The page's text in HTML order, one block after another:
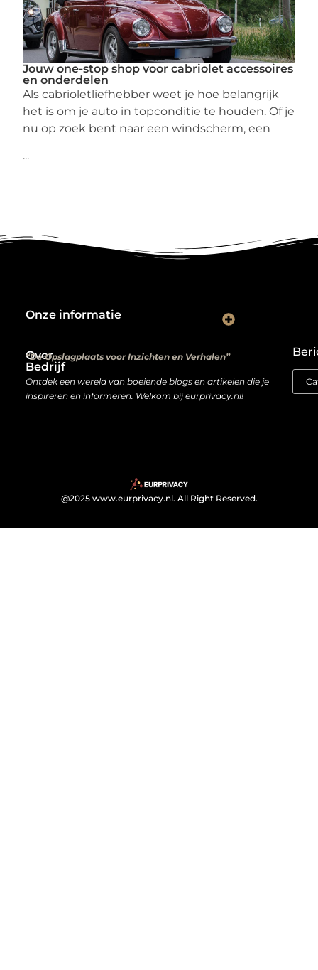
Jouw one-stop shop voor cabriolet accessoires
en onderdelen
Als cabrioletliefhebber weet je hoe belangrijk
het is om je auto in topconditie te houden. Of je
nu op zoek bent naar een windscherm, een
...
Over
Bedrijf
“De Opslagplaats voor Inzichten en Verhalen”
Ontdek een wereld van boeiende blogs en artikelen die je
inspireren en informeren. Welkom bij eurprivacy.nl!
Onze informatie
@2025 www.eurprivacy.nl. All Right Reserved.